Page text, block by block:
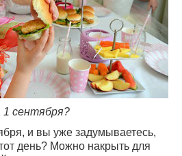
сентября?
и вы уже задумываетесь,
день? Можно накрыть для